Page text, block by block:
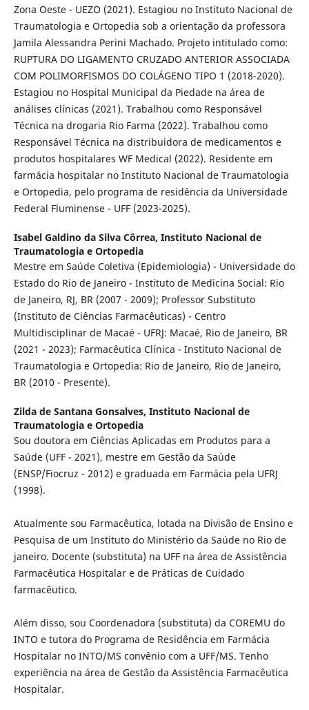
Zona Oeste - UEZO (2021). Estagiou no Instituto Nacional de
Traumatologia e Ortopedia sob a orientação da professora
Jamila Alessandra Perini Machado. Projeto intitulado como:
RUPTURA DO LIGAMENTO CRUZADO ANTERIOR ASSOCIADA
COM POLIMORFISMOS DO COLÁGENO TIPO 1 (2018-2020).
Estagiou no Hospital Municipal da Piedade na área de
análises clínicas (2021). Trabalhou como Responsável
Técnica na drogaria Rio Farma (2022). Trabalhou como
Responsável Técnica na distribuidora de medicamentos e
produtos hospitalares WF Medical (2022). Residente em
farmácia hospitalar no Instituto Nacional de Traumatologia
e Ortopedia, pelo programa de residência da Universidade
Federal Fluminense - UFF (2023-2025).
Isabel Galdino da Silva Côrrea, Instituto Nacional de
Traumatologia e Ortopedia
Mestre em Saúde Coletiva (Epidemiologia) - Universidade do
Estado do Rio de Janeiro - Instituto de Medicina Social: Rio
de Janeiro, RJ, BR (2007 - 2009); Professor Substituto
(Instituto de Ciências Farmacêuticas) - Centro
Multidisciplinar de Macaé - UFRJ: Macaé, Rio de Janeiro, BR
(2021 - 2023); Farmacêutica Clínica - Instituto Nacional de
Traumatologia e Ortopedia: Rio de Janeiro, Rio de Janeiro,
BR (2010 - Presente).
Zilda de Santana Gonsalves, Instituto Nacional de
Traumatologia e Ortopedia
Sou doutora em Ciências Aplicadas em Produtos para a
Saúde (UFF - 2021), mestre em Gestão da Saúde
(ENSP/Fiocruz - 2012) e graduada em Farmácia pela UFRJ
(1998).
Atualmente sou Farmacêutica, lotada na Divisão de Ensino e
Pesquisa de um Instituto do Ministério da Saúde no Rio de
janeiro. Docente (substituta) na UFF na área de Assistência
Farmacêutica Hospitalar e de Práticas de Cuidado
farmacêutico.
Além disso, sou Coordenadora (substituta) da COREMU do
INTO e tutora do Programa de Residência em Farmácia
Hospitalar no INTO/MS convênio com a UFF/MS. Tenho
experiência na área de Gestão da Assistência Farmacêutica
Hospitalar.